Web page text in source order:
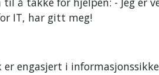
IT, har gitt meg!
engasjert i